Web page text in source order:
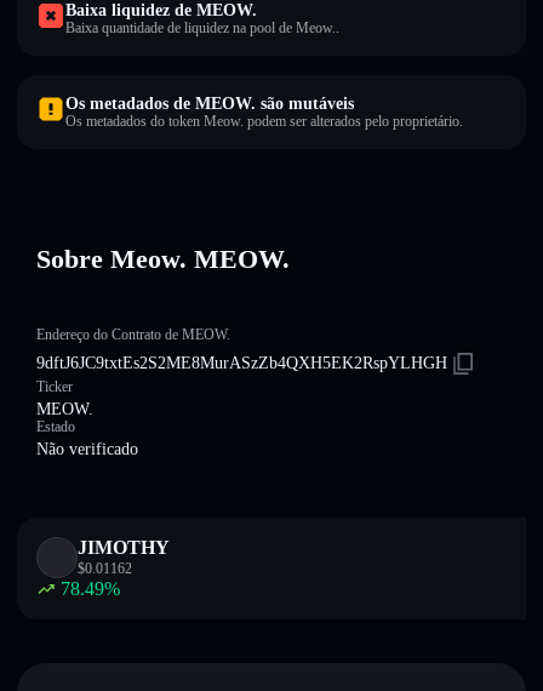
Baixa liquidez de MEOW.
Baixa quantidade de liquidez na pool de Meow..
Os metadados de MEOW. são mutáveis
Os metadados do token Meow. podem ser alterados pelo proprietário.
Sobre Meow. MEOW.
Endereço do Contrato de MEOW.
9dftJ6JC9txtEs2S2ME8MurASzZb4QXH5EK2RspYLHGH
Ticker
MEOW.
Estado
Não verificado
JIMOTHY
$0.01162
78.49%